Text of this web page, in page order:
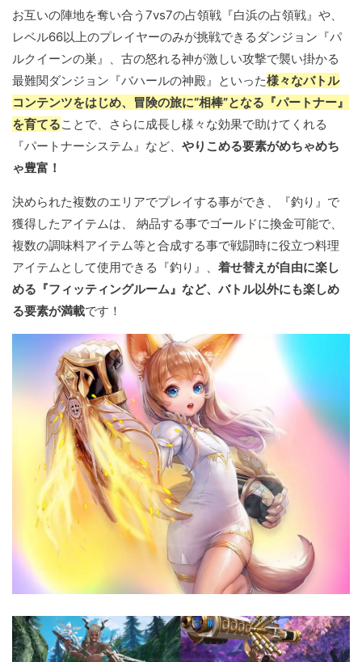
お互いの陣地を奪い合う7vs7の占領戦『白浜の占領戦』や、
レベル66以上のプレイヤーのみが挑戦できるダンジョン『パ
ルクイーンの巣』、古の怒れる神が激しい攻撃で襲い掛かる
最難関ダンジョン『バハールの神殿』といった様々なバトル
コンテンツをはじめ、冒険の旅に“相棒”となる『パートナー』
を育てることで、さらに成長し様々な効果で助けてくれる
『パートナーシステム』など、 やりこめる要素がめちゃめち
ゃ豊富！
決められた複数のエリアでプレイする事ができ、『釣り』で
獲得したアイテムは、 納品する事でゴールドに換金可能で、
複数の調味料アイテム等と合成する事で戦闘時に役立つ料理
アイテムとして使用できる『釣り』、 着せ替えが自由に楽し
める『フィッティングルーム』など、バトル以外にも楽しめ
る要素が満載です！